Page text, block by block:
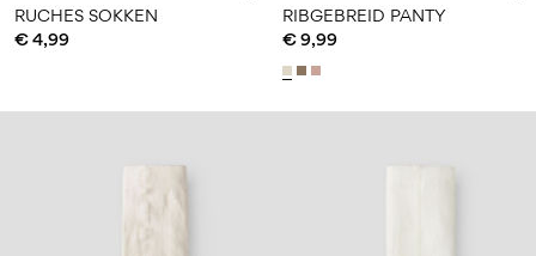
RUCHES SOKKEN
€ 4,99
RIBGEBREID PANTY
€ 9,99